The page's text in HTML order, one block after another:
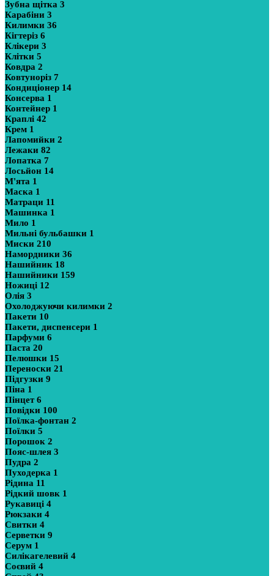
Зубна щітка 3
Карабіни 3
Килимки 36
Кігтеріз 6
Клікери 3
Клітки 5
Ковдра 2
Ковтуноріз 7
Кондиціонер 14
Консерва 1
Контейнер 1
Краплі 42
Крем 1
Лапомийки 2
Лежаки 82
Лопатка 7
Лосьйон 14
М'ята 1
Маска 1
Матраци 11
Машинка 1
Мило 1
Мильні бульбашки 1
Миски 210
Намордники 36
Нашийник 18
Нашийники 159
Ножиці 12
Олія 3
Охолоджуючи килимки 2
Пакети 10
Пакети, диспенсери 1
Парфуми 6
Паста 20
Пелюшки 15
Переноски 21
Підгузки 9
Піна 1
Пінцет6
Повідки 100
Поїлка-фонтан 2
Поїлки 5
Порошок 2
Пояс-шлея 3
Пудра 2
Пуходерка 1
Рідина 11
Рідкий шовк 1
Рукавиці 4
Рюкзаки 4
Свитки 4
Серветки 9
Серум 1
Силікагелевий 4
Соєвий 4